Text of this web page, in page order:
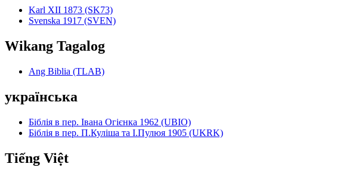
Karl XII 1873 (SK73)
Svenska 1917 (SVEN)
Wikang Tagalog
Ang Biblia (TLAB)
українська
Біблія в пер. Івана Огієнка 1962 (UBIO)
Біблія в пер. П.Куліша та І.Пулюя 1905 (UKRK)
Tiếng Việt